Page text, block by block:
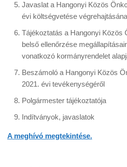
Javaslat a Hangonyi Közös
évi költségvetése
Tájékoztatás a Hangonyi Közös
belső ellenőrzése
vonatkozó kormányrendelet
Beszámoló a Hangonyi Közös
2021. évi tevékenységéről
Polgármester tájékoztatója
Indítványok, javaslatok
A meghívó megtekintése.